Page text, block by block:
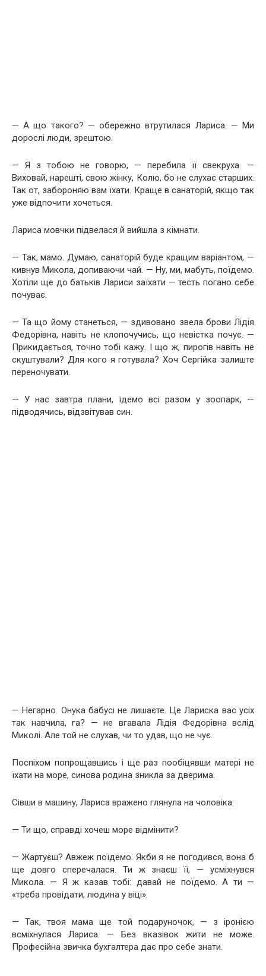
— А що такого? — обережно втрутилася Лариса. — Ми
дорослі люди, зрештою.
— Я з тобою не говорю, — перебила її свекруха. —
Виховай, нарешті, свою жінку, Колю, бо не слухає старших.
Так от, забороняю вам їхати. Краще в санаторій, якщо так
уже відпочити хочеться.
Лариса мовчки підвелася й вийшла з кімнати.
— Так, мамо. Думаю, санаторій буде кращим варіантом, —
кивнув Микола, допиваючи чай. — Ну, ми, мабуть, поїдемо.
Хотіли ще до батьків Лариси заїхати — тесть погано себе
почуває.
— Та що йому станеться, — здивовано звела брови Лідія
Федорівна, навіть не клопочучись, що невістка почує. —
Прикидається, точно тобі кажу. І що ж, пирогів навіть не
скуштували? Для кого я готувала? Хоч Сергійка залиште
переночувати.
— У нас завтра плани, їдемо всі разом у зоопарк, —
підводячись, відзвітував син.
— Негарно. Онука бабусі не лишаєте. Це Лариска вас усіх
так навчила, га? — не вгавала Лідія Федорівна вслід
Миколі. Але той не слухав, чи то удав, що не чує.
Поспіхом попрощавшись і ще раз пообіцявши матері не
їхати на море, синова родина зникла за дверима.
Сівши в машину, Лариса вражено глянула на чоловіка:
— Ти що, справді хочеш море відмінити?
— Жартуєш? Авжеж поїдемо. Якби я не погодився, вона б
ще довго сперечалася. Ти ж знаєш її, — усміхнувся
Микола. — Я ж казав тобі: давай не поїдемо. А ти —
«треба провідати, людина у віці».
— Так, твоя мама ще той подаруночок, — з іронією
всміхнулася Лариса. — Без вказівок жити не може.
Професійна звичка бухгалтера дає про себе знати.